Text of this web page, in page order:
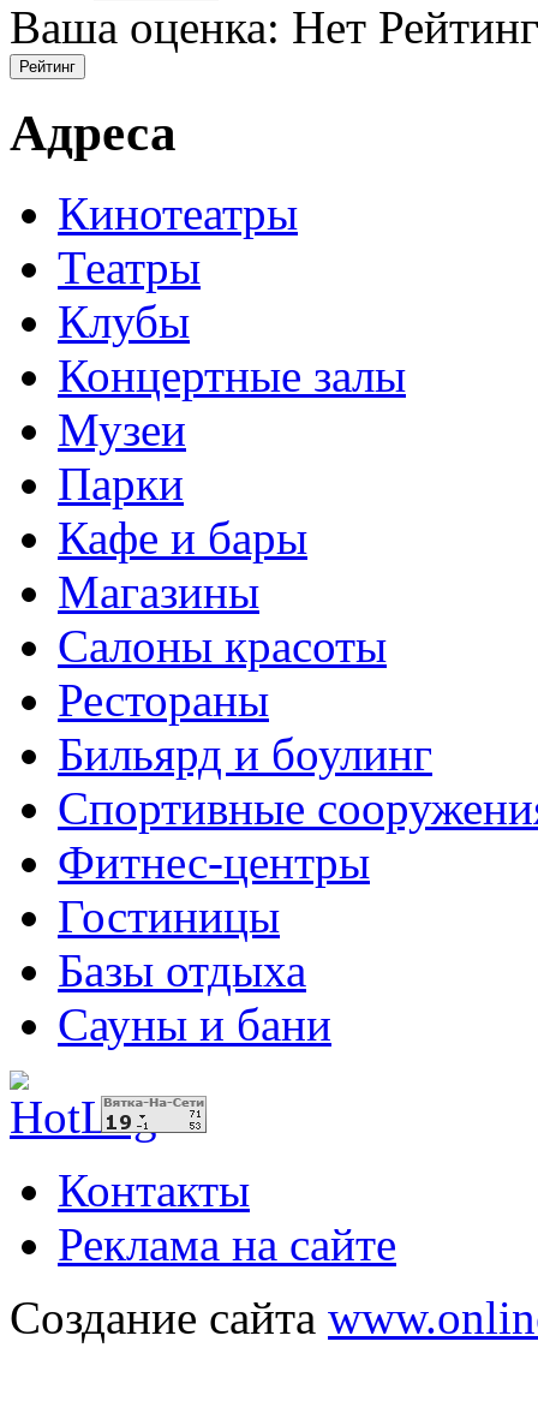
Ваша оценка: Нет
Адреса
Кинотеатры
Театры
Клубы
Концертные залы
Музеи
Парки
Кафе и бары
Магазины
Салоны красоты
Рестораны
Бильярд и боулинг
Спортивные
Фитнес-центры
Гостиницы
Базы отдыха
Сауны и бани
Контакты
Реклама на сайте
Создание сайта